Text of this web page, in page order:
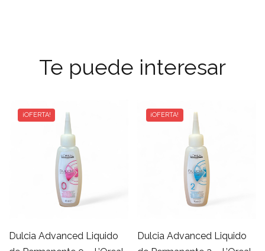
Te puede interesar
¡OFERTA!
Dulcia Advanced Liquido
¡OFERTA!
Dulcia Advanced Liquido